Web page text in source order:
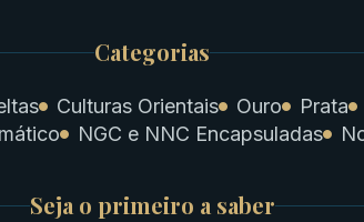
Categorias
Culturas Orientais Ouro Prata
NGC e NNC Encapsuladas
Seja o primeiro a saber